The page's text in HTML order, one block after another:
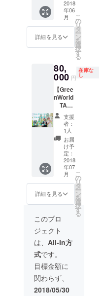
量：1枚
・使用
時サイ
260×26
0cm（
3、シュ
ラフ ・
数量：4
個 ・
メー
カー：
キャプ
テンス
タッグ/
バン
ドック
・使用
時サイ
ズ：約
75cm×
190cm
4、LED
ン ・数
量：2個
にはご
参加い
ただけ
ませ
ん。）
す。
・グレ
フェス
オリジ
ナルT
シャツ1
枚 ・
チケッ
ト2枚
・
Green
World
TAKAの
サイン
色紙 ・
GreatL
uckFES
サイト
にお名
前か企
業名を
記載
(個人の
支援も
す。支
援前に
別途お
問い合
わせく
ださ
い。）
2018
年06
月
詳細を見る
こ
の
リ
タ
ー
ン
を
選
択
す
る
80,
000 円
在庫な
し
【Gree
nWorld
TAKA
＆
TOLAN
D新井康
陽の
トーク
ライブ
を主催
できる
権利】
GreatL
uckFES
主催で
ある
Green
Worldの
TAKA
と、
フェス
代表で
もあり
名古屋
TOLAN
Dの代表
支援
者：
1人
お届
け予
定：
2018
年07
月
詳細を見る
こ
の
リ
タ
ー
ン
を
選
択
す
る
このプロ
ジェクト
は、 All-In方
式です。
目標金額に
関わらず、
2018/05/30